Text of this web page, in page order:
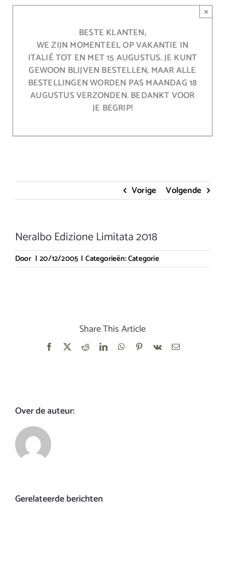
BESTE KLANTEN,
WE ZIJN MOMENTEEL OP VAKANTIE IN
ITALIË TOT EN MET 15 AUGUSTUS. JE KUNT
GEWOON BLIJVEN BESTELLEN, MAAR ALLE
BESTELLINGEN WORDEN PAS MAANDAG 18
AUGUSTUS VERZONDEN. BEDANKT VOOR
JE BEGRIP!
×
Vorige Volgende
Neralbo Edizione Limitata 2018
Door | 20/12/2005 | Categorieën:Categorie
Share This Article
Facebook RedditLinkedInWhatsApp
Pinterest
Vk
E-
Over de auteur:
Gerelateerde berichten